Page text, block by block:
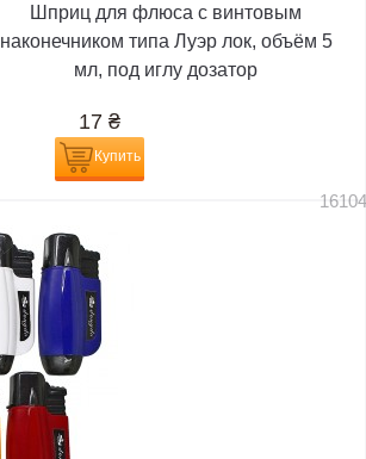
Шприц для флюса с винтовым
наконечником типа Луэр лок, объём 5
мл, под иглу дозатор
17 ₴
Купить